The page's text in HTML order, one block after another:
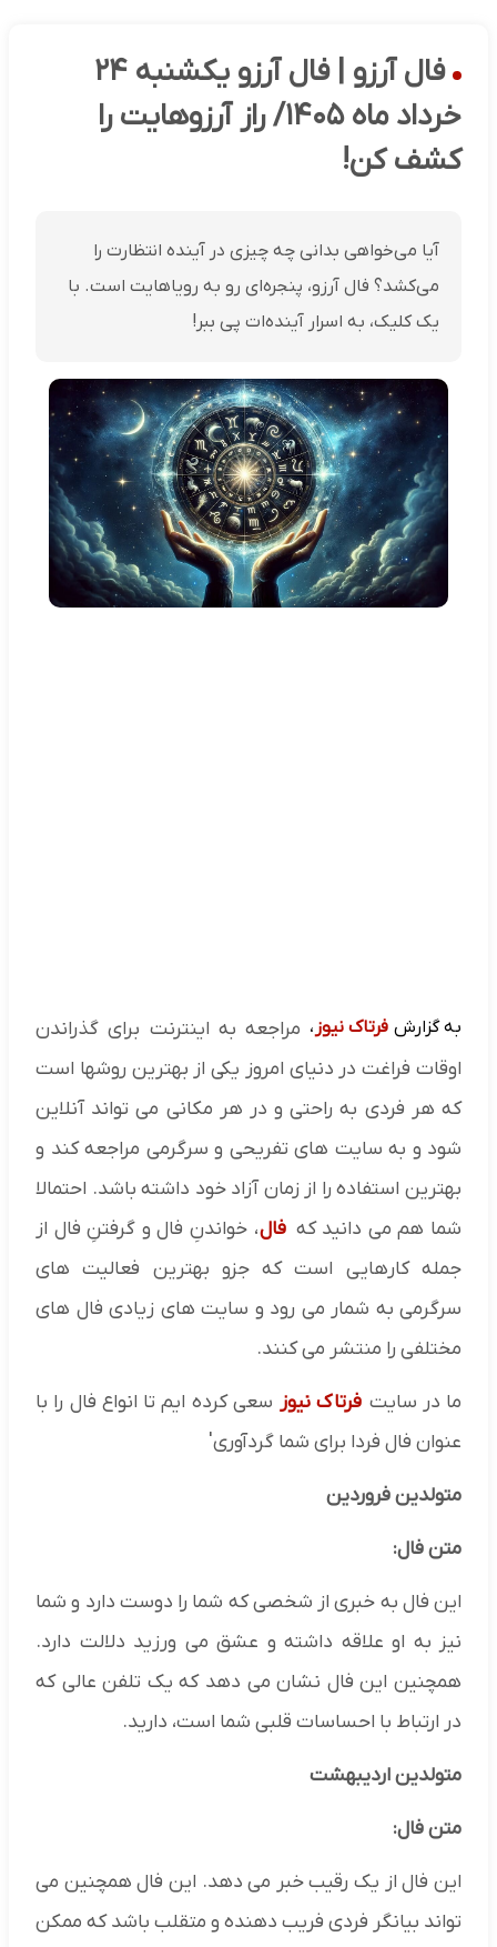
فال آرزو | فال آرزو یکشنبه ۲۴
خرداد ماه ۱۴۰۵/ راز آرزوهایت را
کشف کن!
آیا می‌خواهی بدانی چه چیزی در آینده انتظارت را
می‌کشد؟ فال آرزو، پنجره‌ای رو به رویاهایت است. با
یک کلیک، به اسرار آینده‌ات پی ببر!
به گزارش فرتاک نیوز ، مراجعه به اینترنت برای گذراندن
اوقات فراغت در دنیای امروز یکی از بهترین روشها است
که هر فردی به راحتی و در هر مکانی می تواند آنلاین
شود و به سایت های تفریحی و سرگرمی مراجعه کند و
بهترین استفاده را از زمان آزاد خود داشته باشد. احتمالا
شما هم می دانید که فال، خواندنِ فال و گرفتنِ فال از
جمله کارهایی است که جزو بهترین فعالیت های
سرگرمی به شمار می رود و سایت های زیادی فال های
مختلفی را منتشر می کنند.
ما در سایت فرتاک نیوز سعی کرده ایم تا انواع فال را با
عنوان فال فردا برای شما گردآوری'
متولدین فروردین
متن فال:
این فال به خبری از شخصی که شما را دوست دارد و شما
نیز به او علاقه داشته و عشق می ورزید دلالت دارد.
همچنین این فال نشان می دهد که یک تلفن عالی که
در ارتباط با احساسات قلبی شما است، دارید.
متولدین اردیبهشت
متن فال:
این فال از یک رقیب خبر می دهد. این فال همچنین می
تواند بیانگر فردی فریب دهنده و متقلب باشد که ممکن